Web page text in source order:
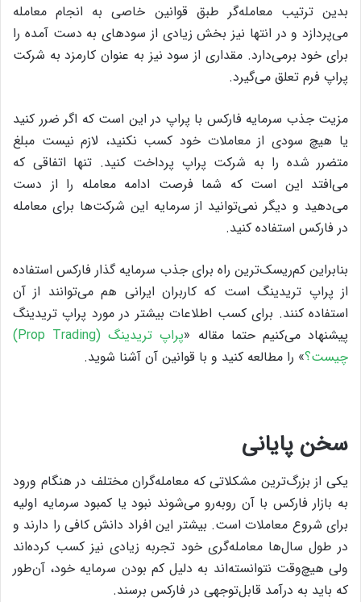
بدین ترتیب معامله‌گر طبق قوانین خاصی به انجام معامله
می‌پردازد و در انتها نیز بخش زیادی از سودهای به ‌دست آمده را
برای خود برمی‌دارد. مقداری از سود نیز به عنوان کارمزد به شرکت
پراپ فرم تعلق می‌گیرد.
مزیت جذب سرمایه فارکس با پراپ در این است که اگر ضرر کنید
یا هیچ سودی از معاملات خود کسب نکنید، لازم نیست مبلغ
متضرر شده را به شرکت پراپ پرداخت کنید. تنها اتفاقی که
می‌افتد این است که شما فرصت ادامه معامله را از دست
می‌دهید و دیگر نمی‌توانید از سرمایه این شرکت‌ها برای معامله
در فارکس استفاده کنید.
بنابراین کم‌ریسک‌ترین راه برای جذب سرمایه گذار فارکس استفاده
از پراپ تریدینگ است که کاربران ایرانی هم می‌توانند از آن
استفاده کنند. برای کسب اطلاعات بیشتر در مورد پراپ تریدینگ
پیشنهاد می‌کنیم حتما مقاله «
پراپ تریدینگ (Prop Trading)
چیست؟» را مطالعه کنید و با قوانین آن آشنا شوید.
سخن پایانی
یکی از بزرگ‌ترین مشکلاتی که معامله‌گران مختلف در هنگام ورود
به بازار فارکس با آن روبه‌رو می‌شوند نبود یا کمبود سرمایه اولیه
برای شروع معاملات است. بیشتر این افراد دانش کافی را دارند و
در طول سال‌ها معامله‌گری خود تجربه زیادی نیز کسب کرده‌اند
ولی هیچ‌وقت نتوانسته‌اند به دلیل کم بودن سرمایه خود، آن‌طور
که باید به درآمد قابل‌توجهی در فارکس برسند.